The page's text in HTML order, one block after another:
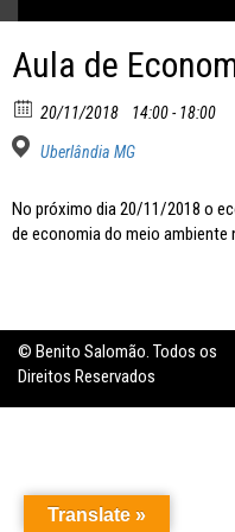
Aula de
20/11/2018 14:00 - 18:00
Uberlândia MG
No próximo dia 20/11/2018 o
de economia do meio ambiente
© Benito Salomão. Todos os
Direitos Reservados
Translate »